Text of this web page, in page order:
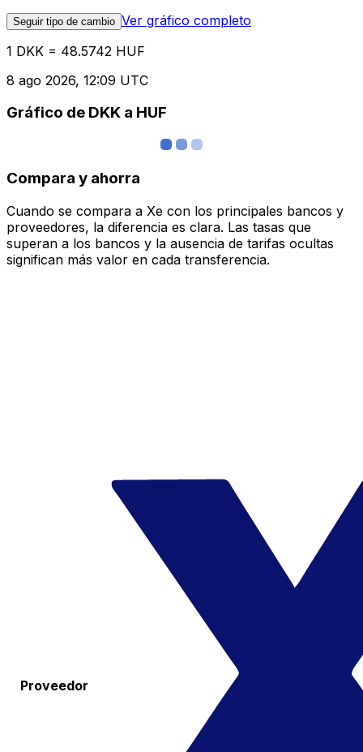
Seguir tipo de cambio Ver gráfico completo
1 DKK = 48.5742 HUF
8 ago 2026, 12:09 UTC
Gráfico de DKK a HUF
Compara y ahorra
Cuando se compara a Xe con los principales bancos y
proveedores, la diferencia es clara. Las tasas que
superan a los bancos y la ausencia de tarifas ocultas
significan más valor en cada transferencia.
Proveedor